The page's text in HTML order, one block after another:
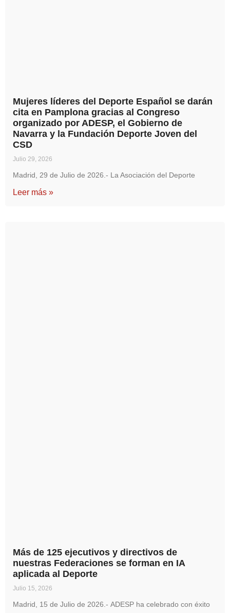
Mujeres líderes del Deporte Español se darán
cita en Pamplona gracias al Congreso
organizado por ADESP, el Gobierno de
Navarra y la Fundación Deporte Joven del
CSD
Julio 29, 2026
Madrid, 29 de Julio de 2026.- La Asociación del Deporte
Leer más »
Más de 125 ejecutivos y directivos de
nuestras Federaciones se forman en IA
aplicada al Deporte
Julio 15, 2026
Madrid, 15 de Julio de 2026.- ADESP ha celebrado con éxito